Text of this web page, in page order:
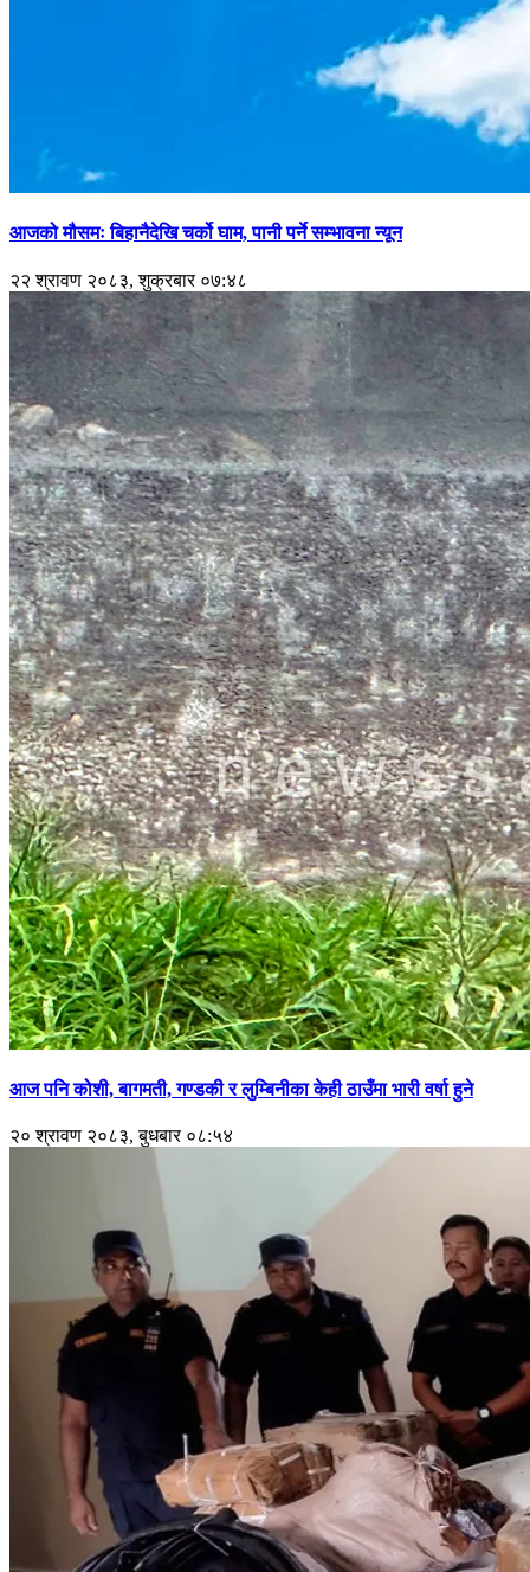
आजको मौसमः बिहानैदेखि चर्को घाम, पानी पर्ने सम्भावना न्यून
२२ श्रावण २०८३, शुक्रबार ०७:४८
आज पनि कोशी, बागमती, गण्डकी र लुम्बिनीका केही ठाउँमा भारी वर्षा हुने
२० श्रावण २०८३, बुधबार ०८:५४